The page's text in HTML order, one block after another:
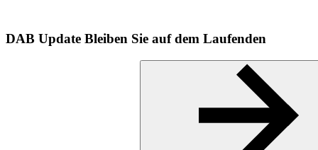
DAB Update Bleiben Sie auf dem Laufenden